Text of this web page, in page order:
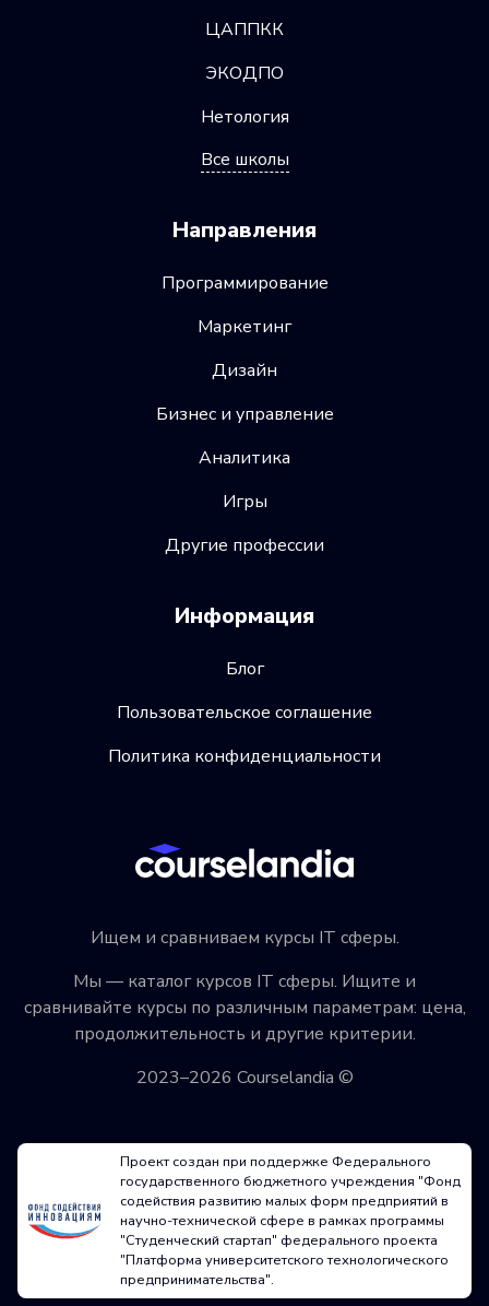
Ищем и сравниваем курсы IT сферы.
Мы — каталог курсов IT сферы. Ищите и
сравнивайте курсы по различным параметрам: цена,
продолжительность и другие критерии.
2023–2026 Courselandia ©
ЦАППКК
ЭКОДПО
Нетология
Все школы
Направления
Программирование
Маркетинг
Дизайн
Бизнес и управление
Аналитика
Игры
Другие профессии
Информация
Блог
Пользовательское соглашение
Политика конфиденциальности
Проект создан при поддержке Федерального
государственного бюджетного учреждения "Фонд
содействия развитию малых форм предприятий в
научно-технической сфере в рамках программы
"Студенческий стартап" федерального проекта
"Платформа университетского технологического
предпринимательства".